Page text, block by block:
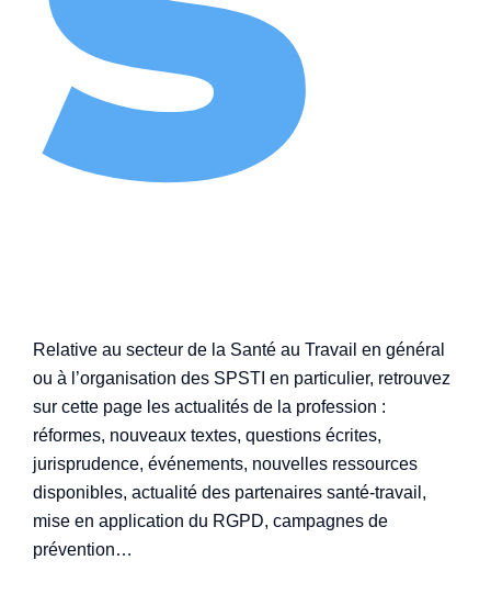
Relative au secteur de la Santé au Travail en général
ou à l’organisation des SPSTI en particulier, retrouvez
sur cette page les actualités de la profession :
réformes, nouveaux textes, questions écrites,
jurisprudence, événements, nouvelles ressources
disponibles, actualité des partenaires santé-travail,
mise en application du RGPD, campagnes de
prévention…